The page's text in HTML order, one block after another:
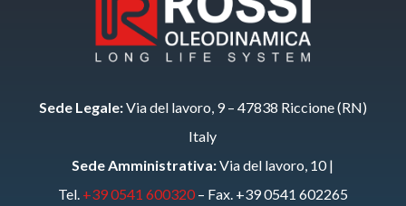
Sede Legale:Via del lavoro, 9 – 47838 Riccione (RN)
Italy
Sede Amministrativa:Via del lavoro, 10 |
Tel. +39 0541 600320– Fax. +39 0541 602265